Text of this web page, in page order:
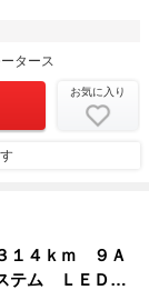
タース
お気に入り
１４ｋｍ ９Ａ
テム ＬＥＤヘ